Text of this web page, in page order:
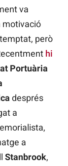
va
motivació
però
hi
Portuària
després
a
a
Stanbrook,